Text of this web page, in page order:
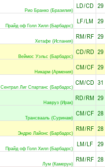
Рио Бранко (Бразилия)
LD/CD 29
Прайд оф Голл Хилл (Барбадос)
LF/LM 29
Хетафе (Испания)
RM/RF 29
Веймос Уэльс (Барбадос)
CD/RD 29
Никарм (Армения)
CM/CF 29
Сентрал Лиг Спартанс (Барбадос)
CM/CD 31
Навруз (Ирак)
RD/RM 29
Трансвааль (Суринам)
CM/CF 28
Эндрю Лайонс (Барбадос)
RM/RF 28
Прайд оф Голл Хилл (Барбадос)
LM/LF 29
Лум (Камерун)
RM/RF 28